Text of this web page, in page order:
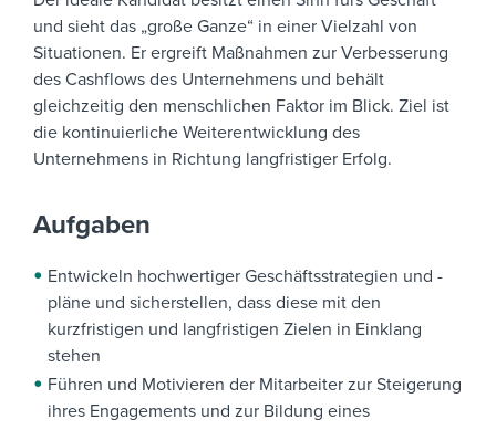
und sieht das „große Ganze“ in einer Vielzahl von
Situationen. Er ergreift Maßnahmen zur Verbesserung
des Cashflows des Unternehmens und behält
gleichzeitig den menschlichen Faktor im Blick. Ziel ist
die kontinuierliche Weiterentwicklung des
Unternehmens in Richtung langfristiger Erfolg.
Aufgaben
Entwickeln hochwertiger Geschäftsstrategien und -
pläne und sicherstellen, dass diese mit den
kurzfristigen und langfristigen Zielen in Einklang
stehen
Führen und Motivieren der Mitarbeiter zur Steigerung
ihres Engagements und zur Bildung eines